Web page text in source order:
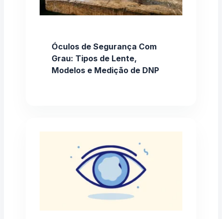
Óculos de Segurança Com
Grau: Tipos de Lente,
Modelos e Medição de DNP